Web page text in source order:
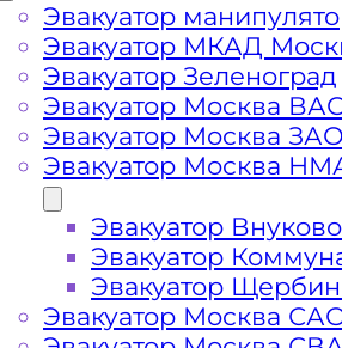
Эвакуатор
Эвакуатор МКАД
Эвакуатор Зеленоград
Эвакуатор Москва
Эвакуатор Москва
Эвакуатор Москва
Эвакуатор Внуково
Эвакуатор
Эвакуатор
Эвакуатор Москва